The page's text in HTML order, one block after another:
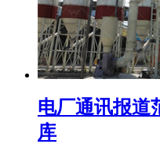
电厂通讯报道
库